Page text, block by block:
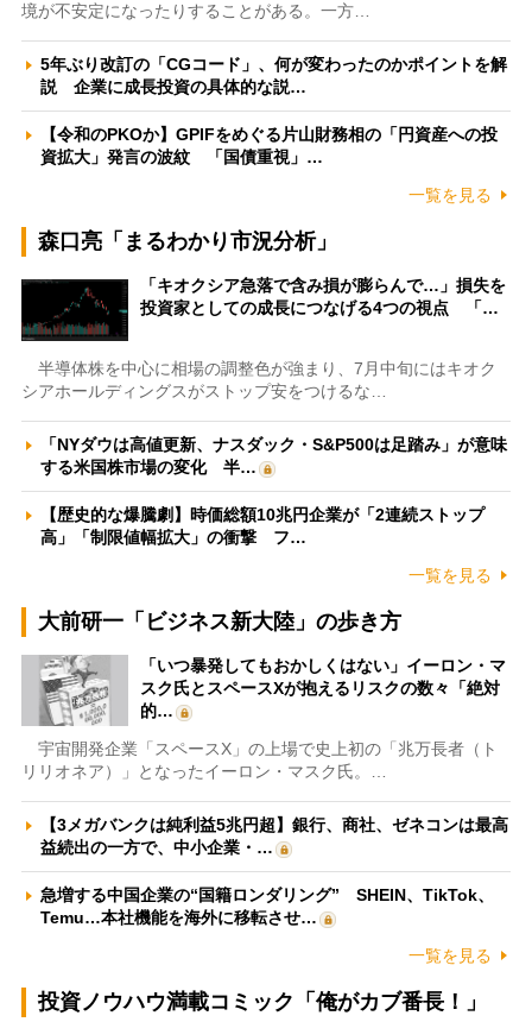
境が不安定になったりすることがある。一方…
5年ぶり改訂の「CGコード」、何が変わったのかポイントを解
説 企業に成長投資の具体的な説…
【令和のPKOか】GPIFをめぐる片山財務相の「円資産への投
資拡大」発言の波紋 「国債重視」…
一覧を見る
森口亮「まるわかり市況分析」
「キオクシア急落で含み損が膨らんで…」損失を
投資家としての成長につなげる4つの視点 「…
半導体株を中心に相場の調整色が強まり、7月中旬にはキオク
シアホールディングスがストップ安をつけるな…
「NYダウは高値更新、ナスダック・S&P500は足踏み」が意味
する米国株市場の変化 半…
【歴史的な爆騰劇】時価総額10兆円企業が「2連続ストップ
高」「制限値幅拡大」の衝撃 フ…
一覧を見る
大前研一「ビジネス新大陸」の歩き方
「いつ暴発してもおかしくはない」イーロン・マ
スク氏とスペースXが抱えるリスクの数々「絶対
的…
宇宙開発企業「スペースX」の上場で史上初の「兆万長者（ト
リリオネア）」となったイーロン・マスク氏。…
【3メガバンクは純利益5兆円超】銀行、商社、ゼネコンは最高
益続出の一方で、中小企業・…
急増する中国企業の“国籍ロンダリング” SHEIN、TikTok、
Temu…本社機能を海外に移転させ…
一覧を見る
投資ノウハウ満載コミック「俺がカブ番長！」